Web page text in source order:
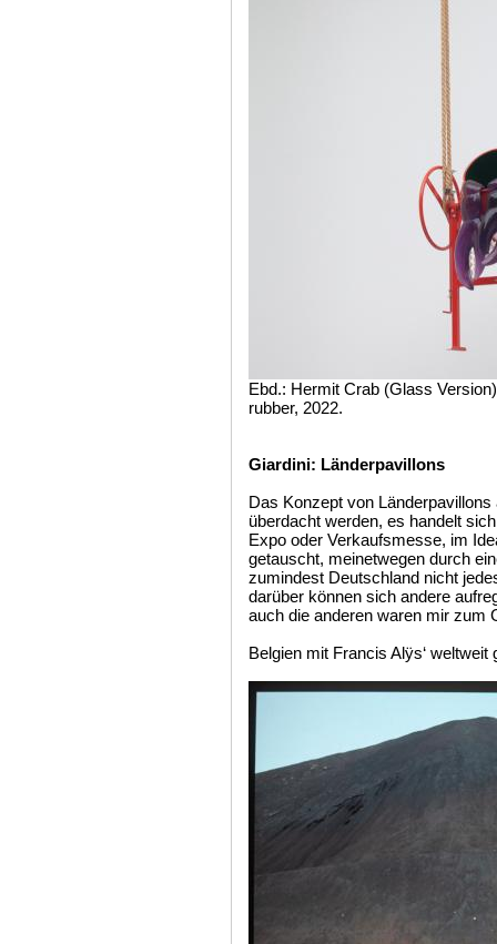
Ebd.: Hermit Crab (Glass
rubber, 2022.
Giardini: Länderpavillons
Das Konzept von
überdacht werden, es handelt
Expo oder Verkaufsmesse, im
getauscht, meinetwegen durch
zumindest Deutschland nicht
darüber können sich andere
auch die anderen waren mir zum
Belgien mit Francis Alÿs‘ weltweit